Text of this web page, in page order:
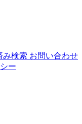
み検索 お問い合わせ
ー